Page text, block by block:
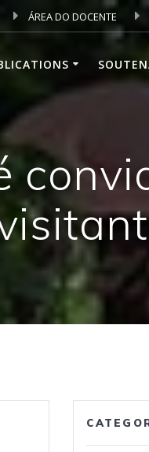
ÁREA DO DOCENTE